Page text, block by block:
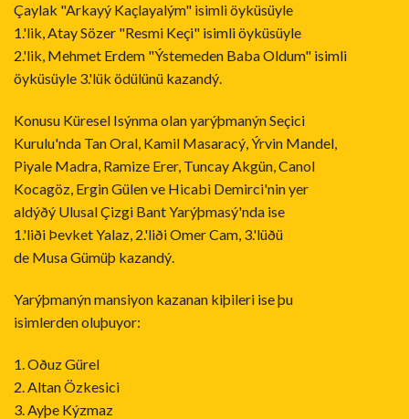
Çaylak "Arkayý Kaçlayalým" isimli öyküsüyle
1.'lik, Atay Sözer "Resmi Keçi" isimli öyküsüyle
2.'lik, Mehmet Erdem "Ýstemeden Baba Oldum" isimli
öyküsüyle 3.'lük ödülünü kazandý.
Konusu Küresel Isýnma olan yarýþmanýn Seçici
Kurulu'nda Tan Oral, Kamil Masaracý, Ýrvin Mandel,
Piyale Madra, Ramize Erer, Tuncay Akgün, Canol
Kocagöz, Ergin Gülen ve Hicabi Demirci'nin yer
aldýðý Ulusal Çizgi Bant Yarýþmasý'nda ise
1.'liði Þevket Yalaz, 2.'liði Omer Cam, 3.'lüðü
de Musa Gümüþ kazandý.
Yarýþmanýn mansiyon kazanan kiþileri ise þu
isimlerden oluþuyor:
1. Oðuz Gürel
2. Altan Özkesici
3. Ayþe Kýzmaz